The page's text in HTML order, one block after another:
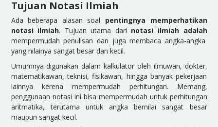
Tujuan Notasi Ilmiah
Ada beberapa alasan soal pentingnya memperhatikan
notasi ilmiah. Tujuan utama dari notasi ilmiah adalah
mempermudah penulisan dan juga membaca angka-angka
yang nilainya sangat besar dan kecil.
Umumnya digunakan dalam kalkulator oleh ilmuwan, dokter,
matematikawan, teknisi, fisikawan, hingga banyak pekerjaan
lainnya kerena mempermudah perhitungan. Memang,
penggunaan notasi ini bisa mempermudah untuk perhitungan
aritmatika, terutama untuk angka bernilai sangat besar
maupun sangat kecil.